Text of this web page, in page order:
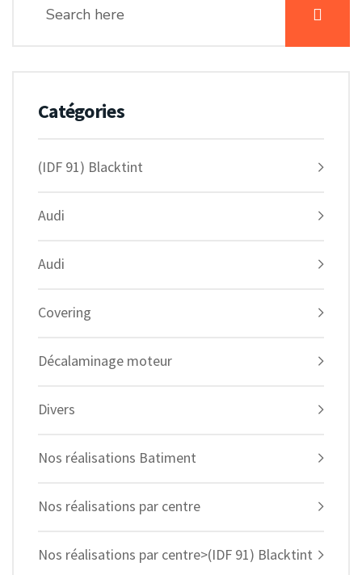
Catégories
(IDF 91) Blacktint
Audi
Audi
Covering
Décalaminage moteur
Divers
Nos réalisations Batiment
Nos réalisations par centre
Nos réalisations par centre>(IDF 91) Blacktint